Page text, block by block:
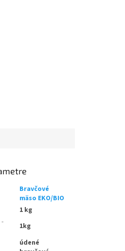
Bravčové
mäso EKO/BIO
1 kg
1kg
údené